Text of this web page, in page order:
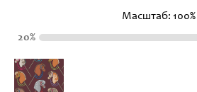
Масштаб: 100%
20%